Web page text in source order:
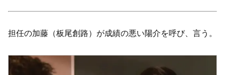
担任の加藤（板尾創路）が成績の悪い陽介を呼び、言う。